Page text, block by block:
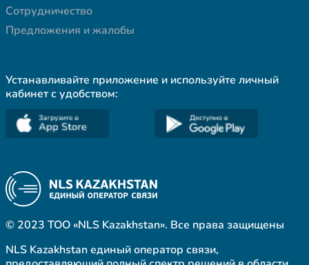
Сотрудничество
Предложения и жалобы
Устанавливайте приложение и используйте личный
кабинет с удобством:
© 2023 ТОО «NLS Kazakhstan». Все права защищены
NLS Kazakhstan единый оператор связи,